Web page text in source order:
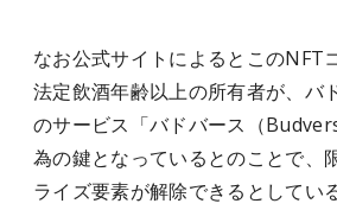
なお公式サイトによるとこのNFT
法定飲酒年齢以上の所有者が、バ
のサービス「バドバース（
為の鍵となっているとのことで、
ライズ要素が解除できるとしてい